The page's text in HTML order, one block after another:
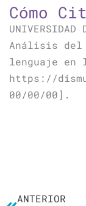
Cómo
UNIVERSIDAD
Análisis del
lenguaje en
https://
00/00/00].
ANTERIOR